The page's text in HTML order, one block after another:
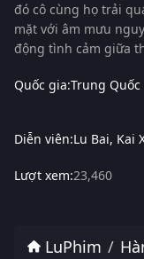
đó cô cùng họ trải
mặt với âm mưu
động tình cảm giữa
Quốc gia:Trung
Diễn viên:Lu Bai Kai
Lượt xem:23,460
LuPhim